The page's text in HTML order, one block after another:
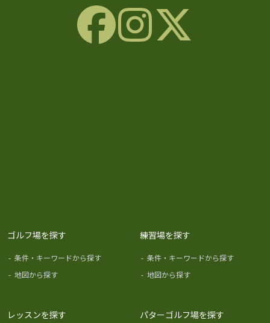
ゴルフ場を探す
- 条件・キーワードから探す
- 地図から探す
練習場を探す
- 条件・キーワードから探す
- 地図から探す
レッスンを探す パターゴルフ場を探す